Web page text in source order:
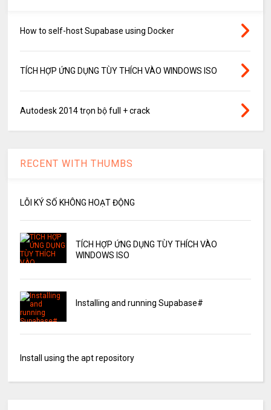
How to self-host Supabase using Docker
TÍCH HỢP ỨNG DỤNG TÙY THÍCH VÀO WINDOWS ISO
Autodesk 2014 trọn bộ full + crack
RECENT WITH THUMBS
LỖI KÝ SỐ KHÔNG HOẠT ĐỘNG
TÍCH HỢP ỨNG DỤNG TÙY THÍCH VÀO
WINDOWS ISO
Installing and running Supabase#
Install using the apt repository